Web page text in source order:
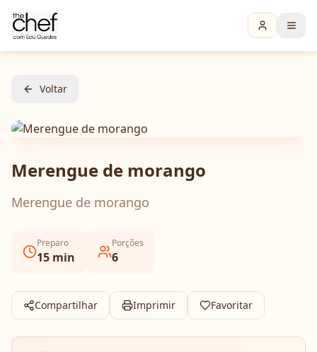
Voltar
Merengue de morango
Merengue de morango
Preparo
15 min
Porções
6
Compartilhar Imprimir Favoritar